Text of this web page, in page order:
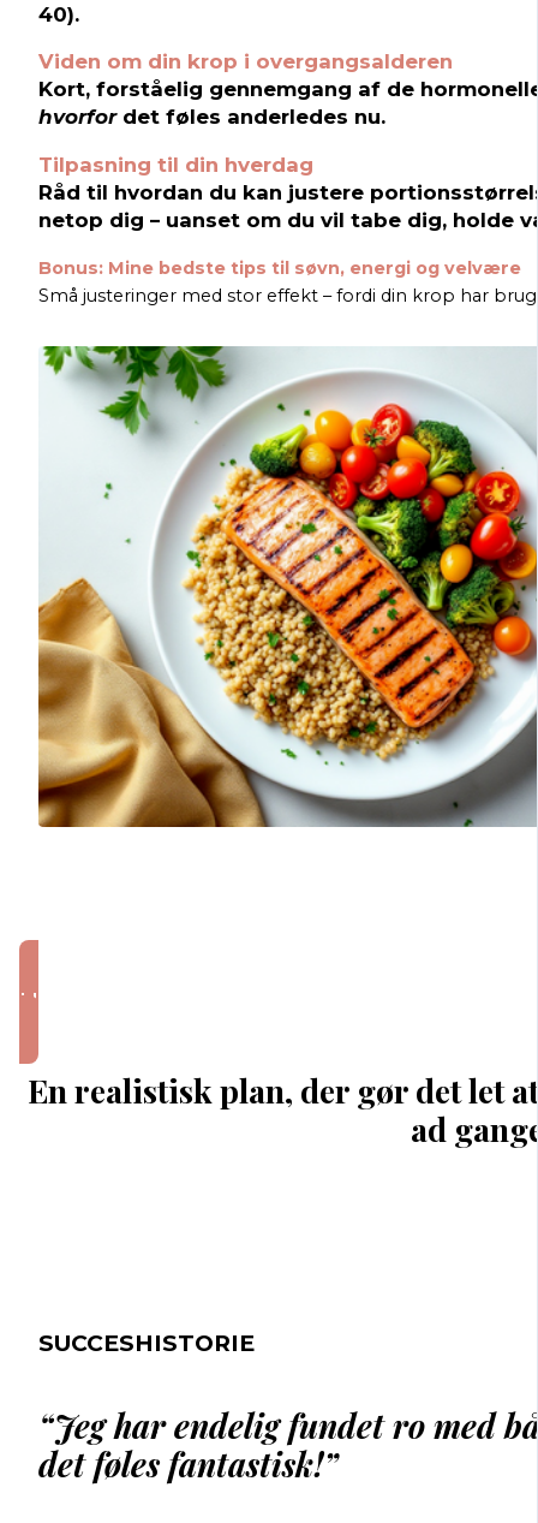
40).
Viden om din krop i overgangsalderen
Kort, forståelig gennemgang af de
hvorfordet føles anderledes nu.
Tilpasning til din hverdag
Råd til hvordan du kan justere
netop dig – uanset om du vil tabe dig, holde
Bonus: Mine bedste tips til søvn, energi og velvære
Små justeringer med stor effekt – fordi din krop har
Hent kostplanen i dag og kom godt i
En realistisk plan, der gør det let
ad
SUCCESHISTORIE
“Jeg har endelig fundet ro med
det føles fantastisk!”